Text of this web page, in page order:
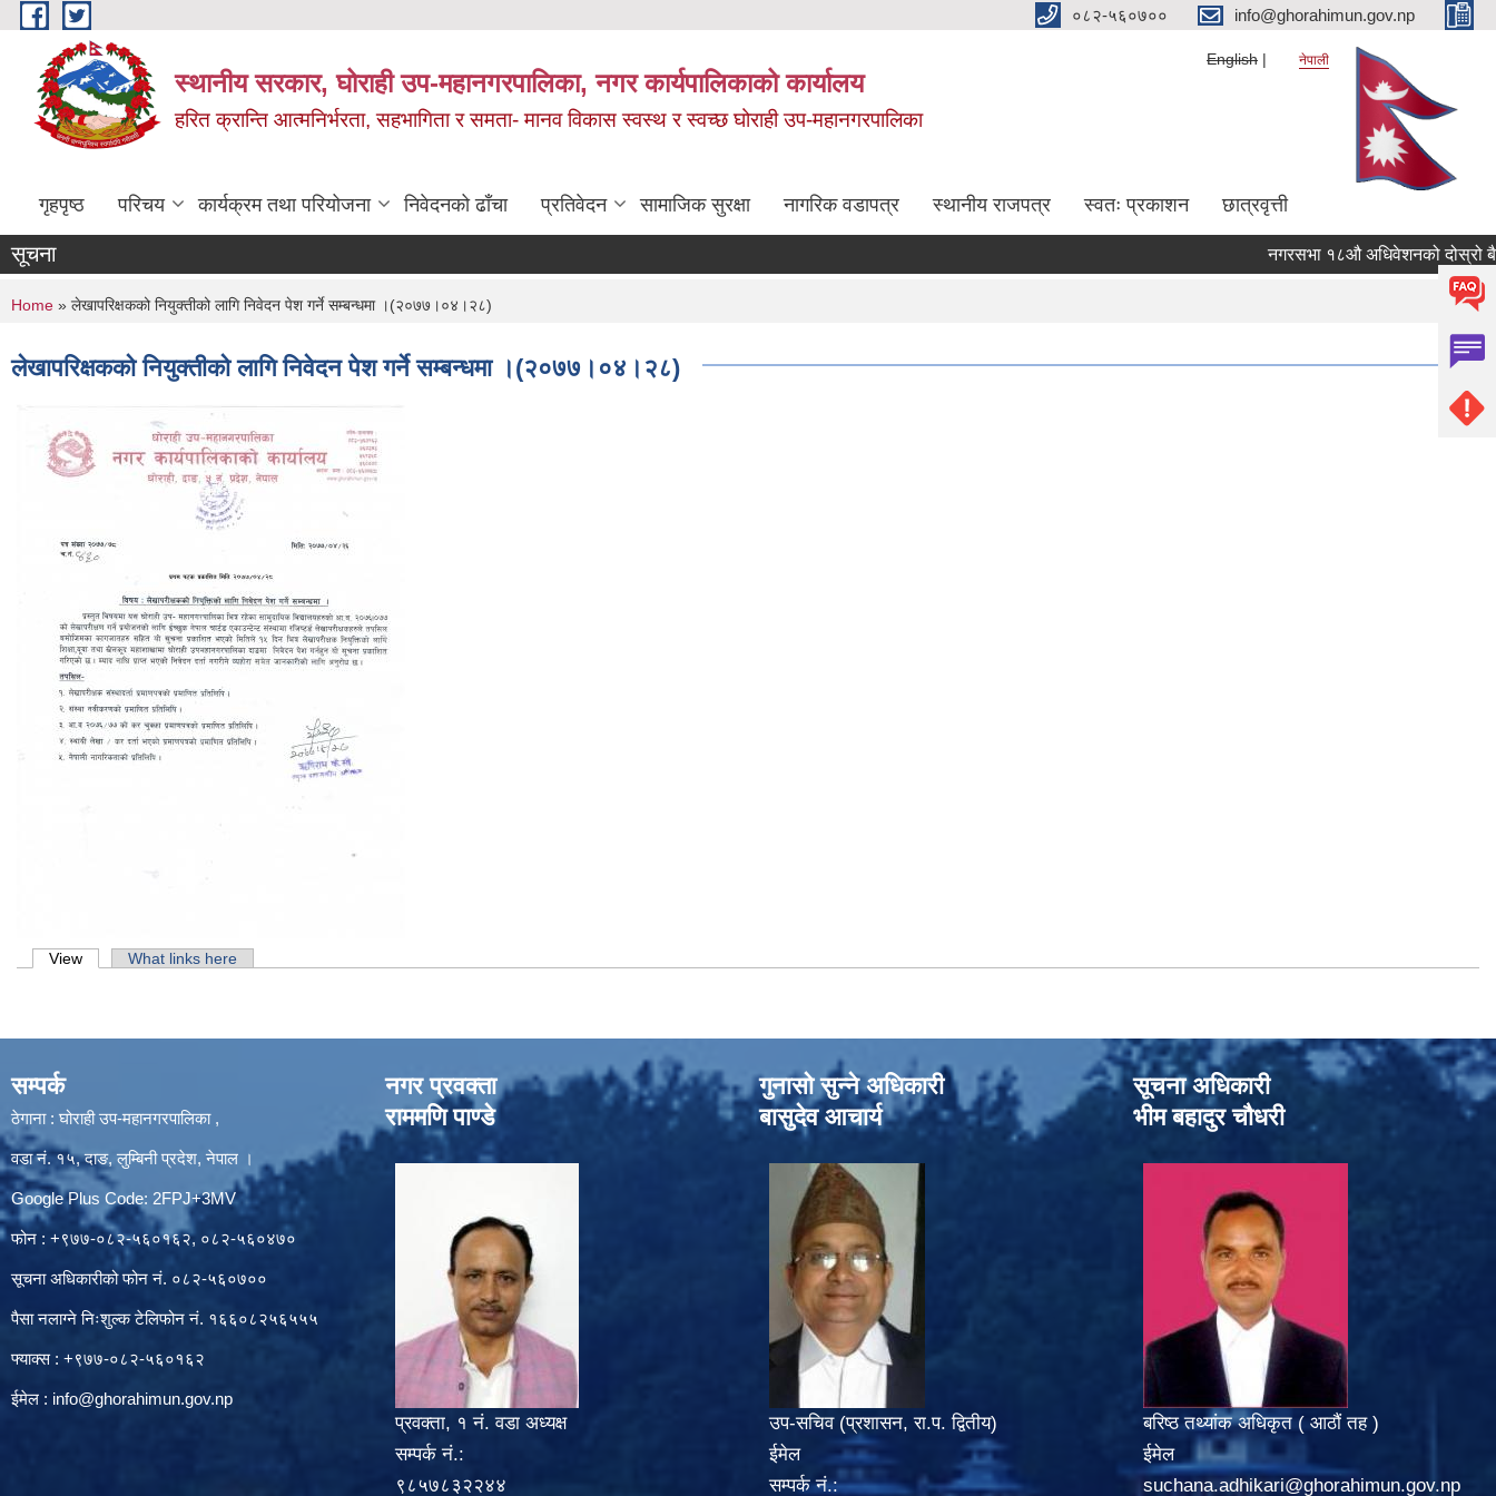
Skip to main content ०८२-५६०७०० info@ghorahimun.gov.np
स्थानीय सरकार, घोराही उप-महानगरपालिका, नगर कार्यपालिकाको कार्यालय
हरित क्रान्ति आत्मनिर्भरता, सहभागिता र समता- मानव विकास स्वस्थ र स्वच्छ घोराही उप-महानगरपालिका
English नेपाली
गृहपृष्ठ परिचय कार्यक्रम तथा परियोजना निवेदनको ढाँचा प्रतिवेदन सामाजिक सुरक्षा नागरिक वडापत्र स्थानीय राजपत्र स्वतः प्रकाशन छात्रवृत्ती
सूचना नगरसभा १८औ अधिवेशनको दोस्रो
You are here
Home » लेखापरिक्षकको नियुक्तीको लागि निवेदन पेश गर्ने सम्बन्धमा ।(२०७७।०४।२८)
लेखापरिक्षकको नियुक्तीको लागि निवेदन पेश गर्ने सम्बन्धमा ।(२०७७।०४।२८)
Primary tabs
View (active tab)What links here
सम्पर्क
ठेगाना : घोराही उप-महानगरपालिका ,
वडा नं. १५, दाङ, लुम्बिनी प्रदेश, नेपाल ।
Google Plus Code: 2FPJ+3MV
फोन : +९७७-०८२-५६०१६२, ०८२-५६०४७०
सूचना अधिकारीको फोन नं. ०८२-५६०७००
पैसा नलाग्ने निःशुल्क टेलिफोन नं. १६६०८२५६५५५
फ्याक्स : +९७७-०८२-५६०१६२
ईमेल : info@ghorahimun.gov.np
नगर प्रवक्ता
राममणि पाण्डे
प्रवक्ता, १ नं. वडा अध्यक्ष
सम्पर्क नं.:
९८५७८३२२४४
गुनासो सुन्‍ने अधिकारी
बासुदेव आचार्य
उप-सचिव (प्रशासन, रा.प. द्वितीय)
ईमेल
सम्पर्क नं.:
सूचना अधिकारी
भीम बहादुर चौधरी
बरिष्ठ तथ्यांक अधिकृत ( आठौं तह )
ईमेल
suchana.adhikari@ghorahimun.gov.np